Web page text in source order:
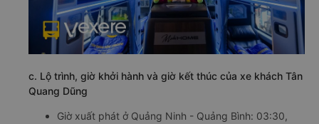
c. Lộ trình, giờ khởi hành và giờ kết thúc của xe khách Tân
Quang Dũng
Giờ xuất phát ở Quảng Ninh - Quảng Bình: 03:30,